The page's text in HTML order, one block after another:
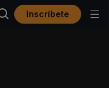
Inscríbete